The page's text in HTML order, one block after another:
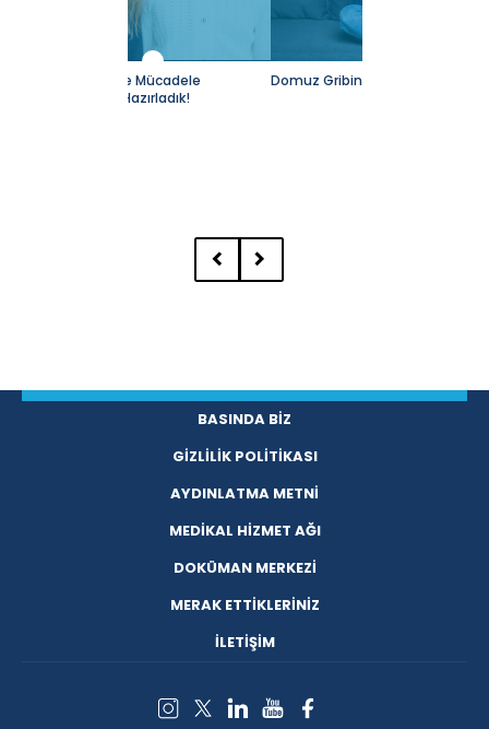
Domuz Gribine Karşı Önlem Alın
BASINDA BİZ
GİZLİLİK POLİTİKASI
AYDINLATMA METNİ
MEDİKAL HİZMET AĞI
DOKÜMAN MERKEZİ
MERAK ETTİKLERİNİZ
İLETİŞİM